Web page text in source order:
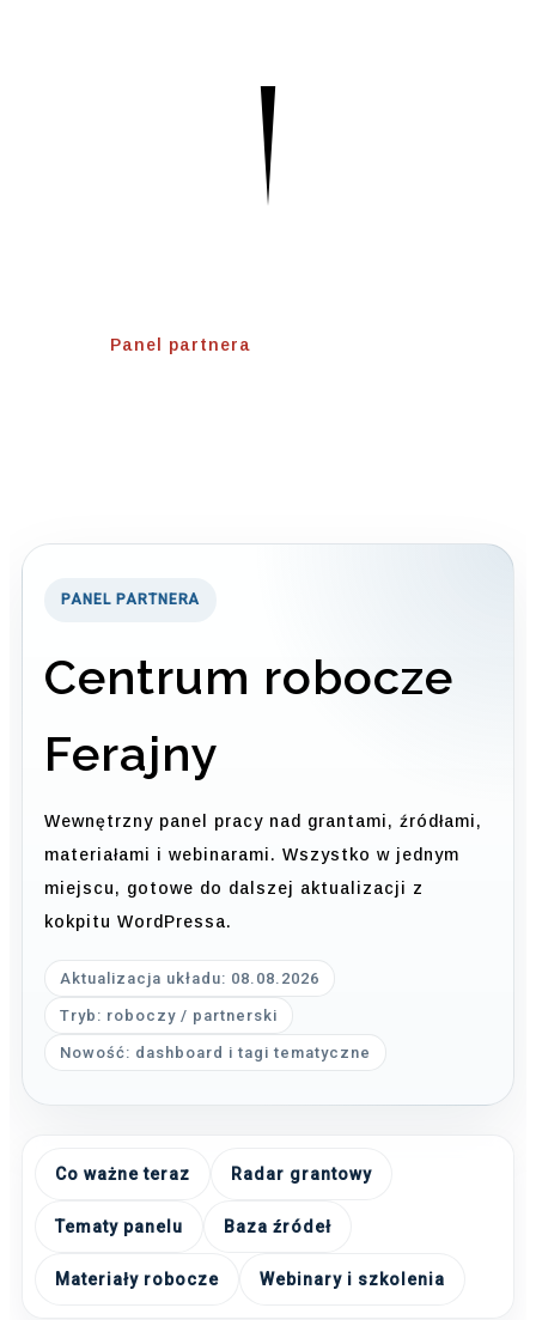
Panel partnera
PANEL PARTNERA
Centrum robocze
Ferajny
Wewnętrzny panel pracy nad grantami, źródłami,
materiałami i webinarami. Wszystko w jednym
miejscu, gotowe do dalszej aktualizacji z
kokpitu WordPressa.
Aktualizacja układu: 08.08.2026
Tryb: roboczy / partnerski
Nowość: dashboard i tagi tematyczne
Co ważne teraz Radar grantowy
Tematy panelu Baza źródeł
Materiały robocze Webinary i szkolenia